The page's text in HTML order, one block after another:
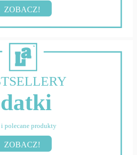
ZOBACZ!
i polecane produkty
ZOBACZ!